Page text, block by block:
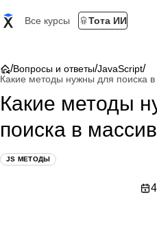
Все курсы Тота ИИ
/Вопросы и ответы/JavaScript/
Какие методы нужны для поиска
Какие методы
поиска в
JS МЕТОДЫ